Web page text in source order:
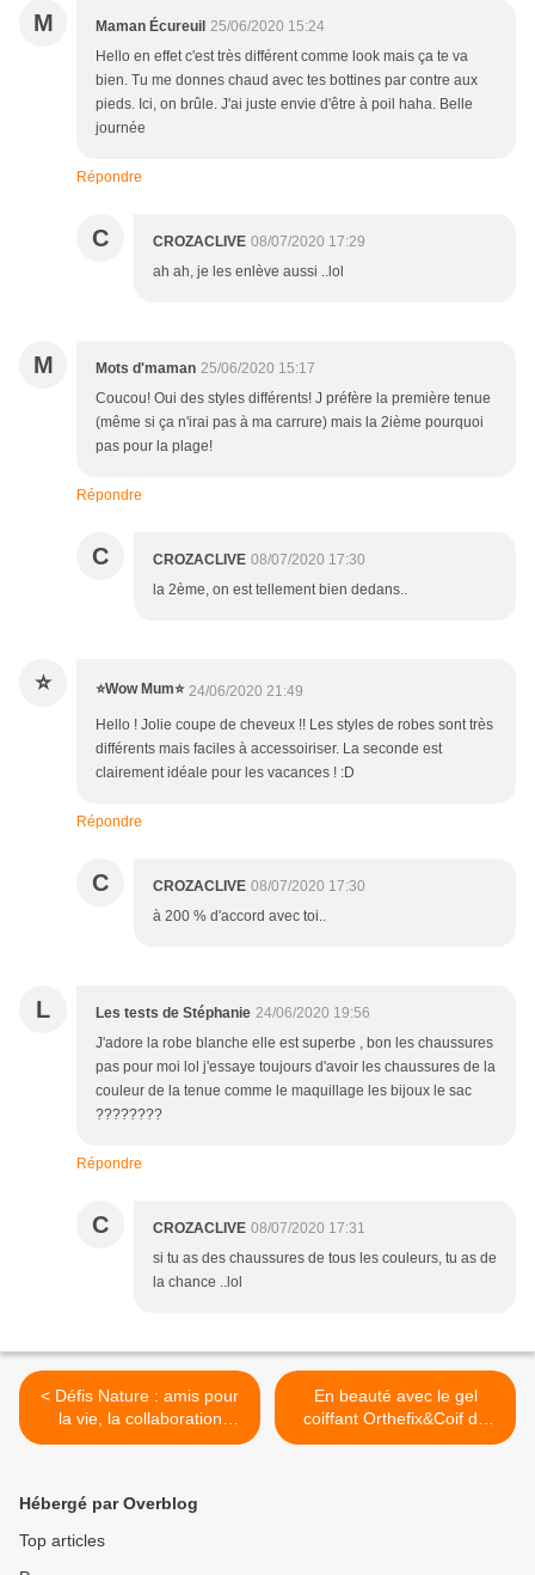
M Maman Écureuil 25/06/2020 15:24
Hello en effet c'est très différent comme look mais ça te va
bien. Tu me donnes chaud avec tes bottines par contre aux
pieds. Ici, on brûle. J'ai juste envie d'être à poil haha. Belle
journée
Répondre
C CROZACLIVE 08/07/2020 17:29
ah ah, je les enlève aussi ..lol
M Mots d'maman 25/06/2020 15:17
Coucou! Oui des styles différents! J préfère la première tenue
(même si ça n'irai pas à ma carrure) mais la 2ième pourquoi
pas pour la plage!
Répondre
C CROZACLIVE 08/07/2020 17:30
la 2ème, on est tellement bien dedans..
⭐ ⭐️Wow Mum⭐️ 24/06/2020 21:49
Hello ! Jolie coupe de cheveux !! Les styles de robes sont très
différents mais faciles à accessoiriser. La seconde est
clairement idéale pour les vacances ! :D
Répondre
C CROZACLIVE 08/07/2020 17:30
à 200 % d'accord avec toi..
L Les tests de Stéphanie 24/06/2020 19:56
J'adore la robe blanche elle est superbe , bon les chaussures
pas pour moi lol j'essaye toujours d'avoir les chaussures de la
couleur de la tenue comme le maquillage les bijoux le sac
????????
Répondre
C CROZACLIVE 08/07/2020 17:31
si tu as des chaussures de tous les couleurs, tu as de
la chance ..lol
< Défis Nature : amis pour
la vie, la collaboration
Bioviva et Editions Fleurus
En beauté avec le gel
coiffant Orthefix&Coif du
Laboratoire INEAL >
Hébergé par Overblog
Top articles